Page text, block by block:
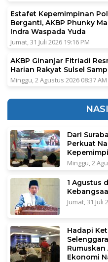
Estafet Kepemimpinan
Berganti, AKBP Phunky
Indra Waspada Yuda
Jumat, 31 Juli 2026 19:16 PM
AKBP Ginanjar Fitriadi
Harian Rakyat Sulsel
Minggu, 2 Agustus 2026 08:37 AM
Dari
Perkuat
Minggu, 2
1 Agustus
Jumat, 31 Juli
Hadapi
Ekonomi